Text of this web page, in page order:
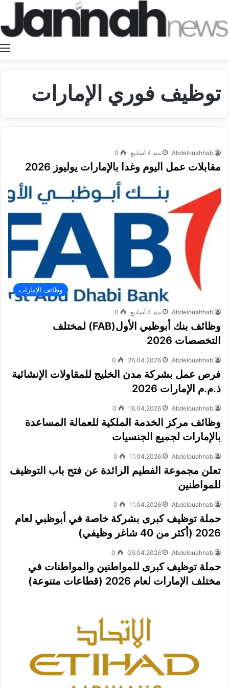
توظيف فوري الإمارات
Abdelouahhab منذ 4 أسابيع 0
مقابلات عمل اليوم وغدا بالإمارات يوليوز 2026
وظائف الإمارات
Abdelouahhab منذ 4 أسابيع 0
وظائف بنك أبوظبي الأول(FAB) لمختلف
التخصصات 2026
Abdelouahhab
26.04.2026
0
فرص عمل بشركة مدن الخليج للمقاولات الإنشائية
ذ.م.م الإمارات 2026
Abdelouahhab
18.04.2026
0
وظائف مركز الخدمة الملكية للعمالة المساعدة
بالإمارات لجميع الجنسيات
Abdelouahhab
11.04.2026
0
تعلن مجموعة الفطيم الرائدة عن فتح باب التوظيف
للمواطنين
Abdelouahhab
11.04.2026
0
حملة توظيف كبرى بشركة خاصة في أبوظبي لعام
2026 (أكثر من 40 شاغر وظيفي)
Abdelouahhab
09.04.2026
0
حملة توظيف كبرى للمواطنين والمواطنات في
مختلف الإمارات لعام 2026 (قطاعات متنوعة)